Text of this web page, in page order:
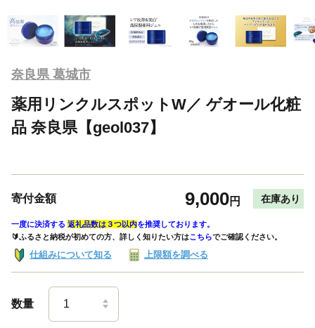
奈良県 葛城市
薬用リンクルスポットW／ ゲオール化粧
品 奈良県【geol037】
寄付金額 9,000円 在庫あり
一度に決済する 返礼品数は３つ以内を推奨しております。
🔰ふるさと納税が初めての方、詳しく知りたい方はこちらでご確認ください。
仕組みについて知る 上限額を調べる
数量